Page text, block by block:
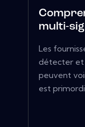
multi-
Les
détecter et
peuvent
est